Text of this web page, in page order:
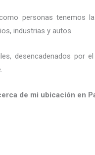
personas tenemos
industrias y autos.
desencadenados por
de mi ubicación en